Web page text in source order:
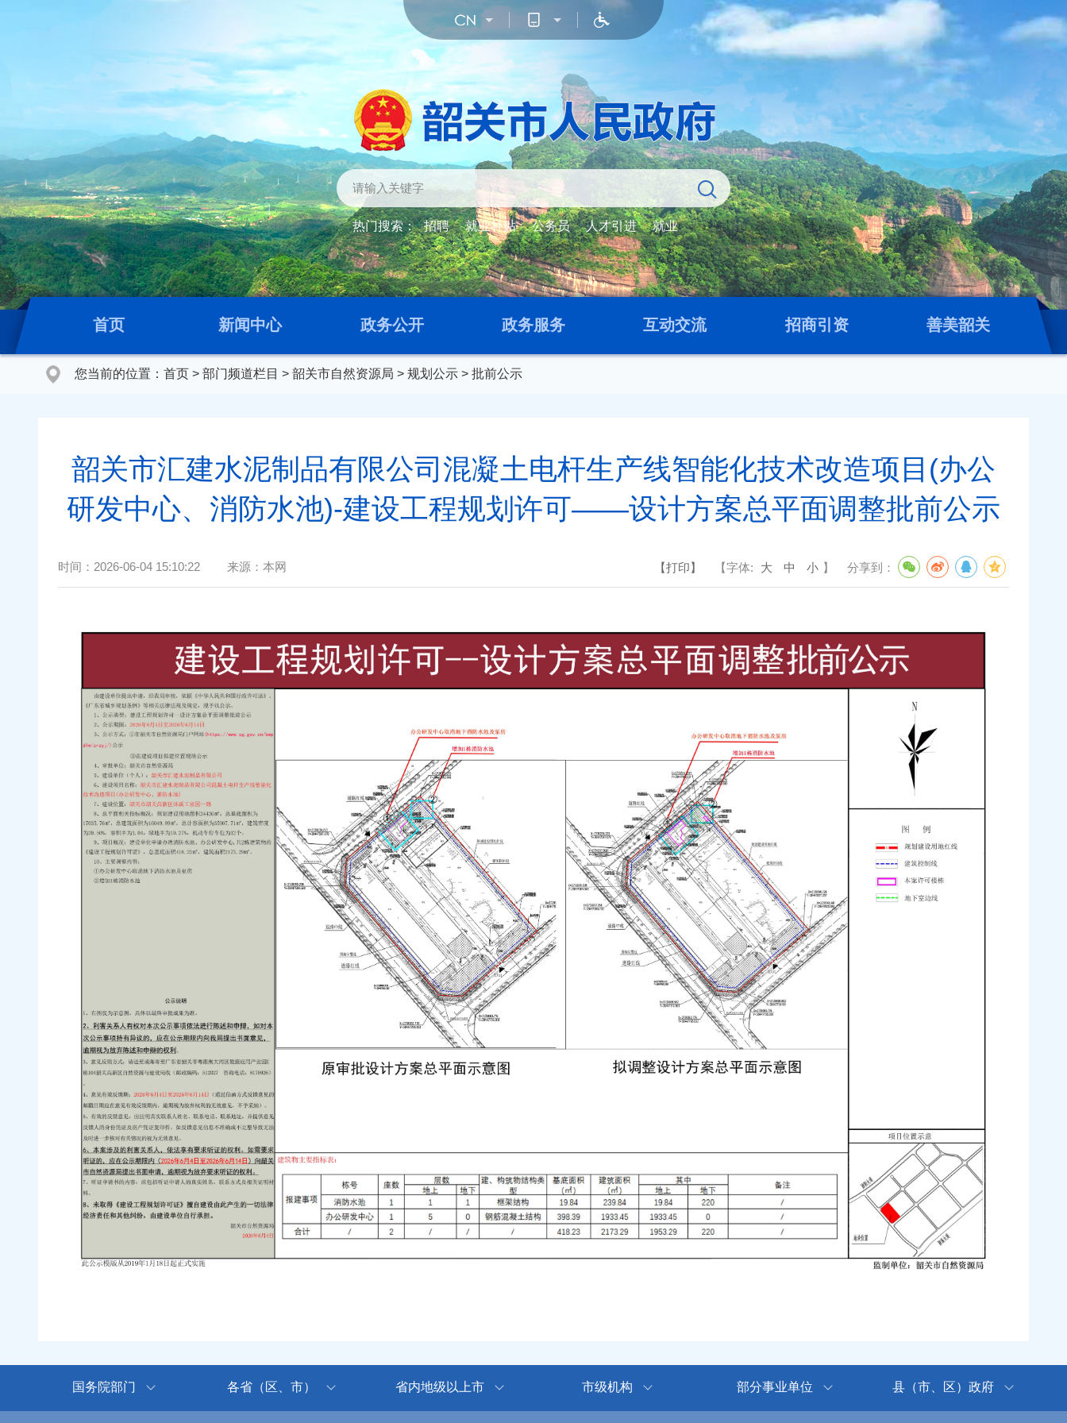
热门搜索： 招聘 就业补贴 公务员 人才引进 就业
首页 新闻中心 政务公开 政务服务 互动交流 招商引资 善美韶关
您当前的位置： 首页 > 部门频道栏目 > 韶关市自然资源局 > 规划公示 > 批前公示
韶关市汇建水泥制品有限公司混凝土电杆生产线智能化技术改造项目(办公
研发中心、消防水池)-建设工程规划许可——设计方案总平面调整批前公示
时间： 2026-06-04 15:10:22 来源： 本网 【打印】 【字体: 大 中 小 】 分享到：
国务院部门 各省（区、市） 省内地级以上市 市级机构 部分事业单位 县（市、区）政府